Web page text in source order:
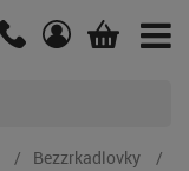
Bezzrkadlovky